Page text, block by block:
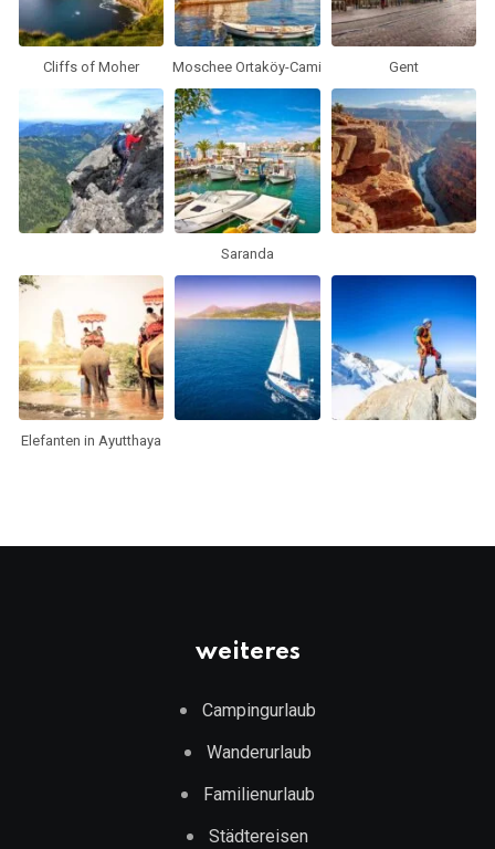
Cliffs of Moher Moschee Ortaköy-Cami Gent
Saranda
Elefanten in Ayutthaya
weiteres
Campingurlaub
Wanderurlaub
Familienurlaub
Städtereisen